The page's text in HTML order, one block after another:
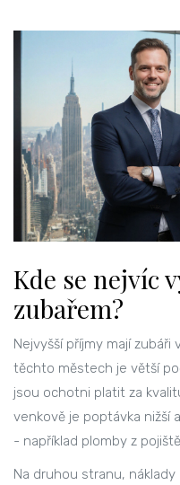
Kde se nejvíc
zubařem?
Nejvyšší příjmy mají zubáři
těchto městech je větší
jsou ochotni platit za
venkově je poptávka nižší
- například plomby z
Na druhou stranu,